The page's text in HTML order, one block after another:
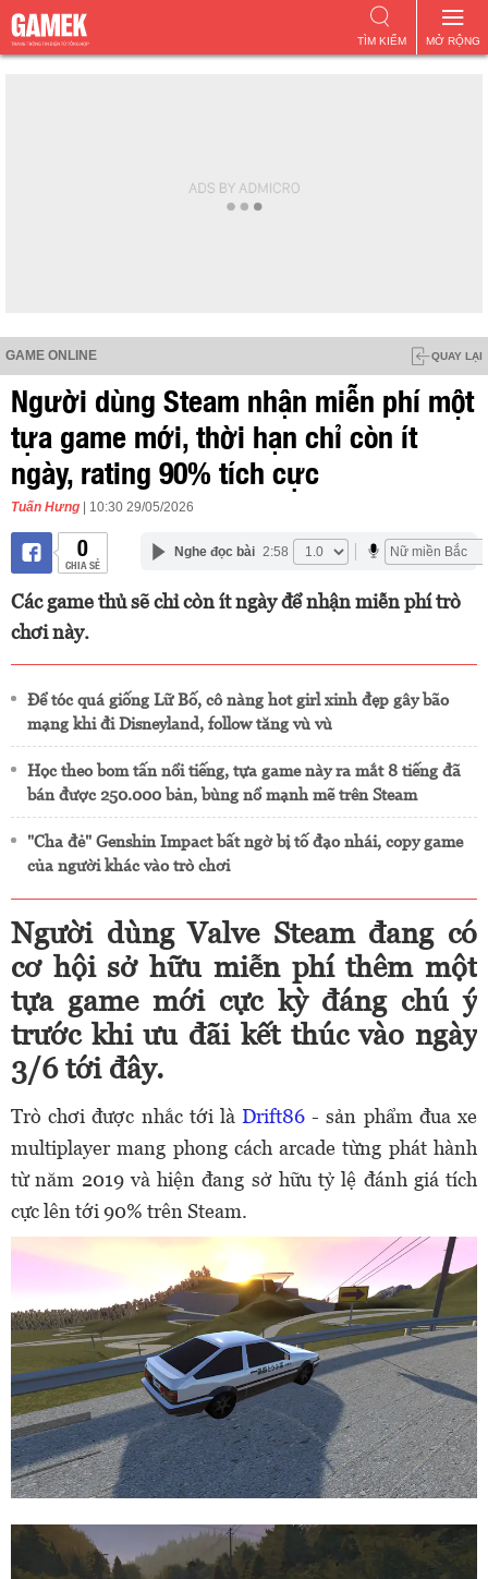
MỞ RỘNG
TÌM KIẾM
GAME ONLINE QUAY LẠI
Người dùng Steam nhận miễn phí một
tựa game mới, thời hạn chỉ còn ít
ngày, rating 90% tích cực
Tuấn Hưng | 10:30 29/05/2026
0
CHIA SẺ
Nghe đọc bài 2:58
Các game thủ sẽ chỉ còn ít ngày để nhận miễn phí trò
chơi này.
Để tóc quá giống Lữ Bố, cô nàng hot girl xinh đẹp gây bão
mạng khi đi Disneyland, follow tăng vù vù
Học theo bom tấn nổi tiếng, tựa game này ra mắt 8 tiếng đã
bán được 250.000 bản, bùng nổ mạnh mẽ trên Steam
"Cha đẻ" Genshin Impact bất ngờ bị tố đạo nhái, copy game
của người khác vào trò chơi
Người dùng Valve Steam đang có
cơ hội sở hữu miễn phí thêm một
tựa game mới cực kỳ đáng chú ý
trước khi ưu đãi kết thúc vào ngày
3/6 tới đây.
Trò chơi được nhắc tới làDrift86- sản phẩm đua xe
multiplayer mang phong cách arcade từng phát hành
từ năm 2019 và hiện đang sở hữu tỷ lệ đánh giá tích
cực lên tới 90% trên Steam.